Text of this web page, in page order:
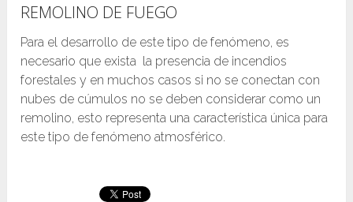
REMOLINO DE FUEGO
Para el desarrollo de este tipo de fenómeno, es
necesario que exista la presencia de incendios
forestales y en muchos casos si no se conectan con
nubes de cúmulos no se deben considerar como un
remolino, esto representa una característica única para
este tipo de fenómeno atmosférico.